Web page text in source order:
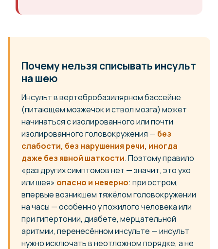
Почему нельзя списывать инсульт
на шею
Инсульт в вертебробазилярном бассейне
(питающем мозжечок и ствол мозга) может
начинаться с изолированного или почти
изолированного головокружения — без
слабости, без нарушения речи, иногда
даже без явной шаткости. Поэтому правило
«раз других симптомов нет — значит, это ухо
или шея» опасно и неверно: при остром,
впервые возникшем тяжёлом головокружении
на часы — особенно у пожилого человека или
при гипертонии, диабете, мерцательной
аритмии, перенесённом инсульте — инсульт
нужно исключать в неотложном порядке, а не